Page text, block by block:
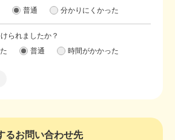
普通 分かりにくかった
られましたか？
普通 時間がかかった
るお問い合わせ先